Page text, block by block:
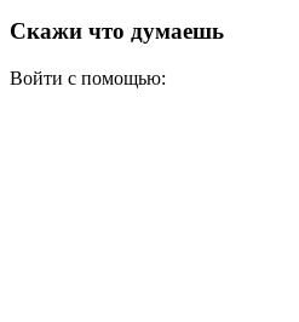
Скажи что думаешь
Войти с помощью: